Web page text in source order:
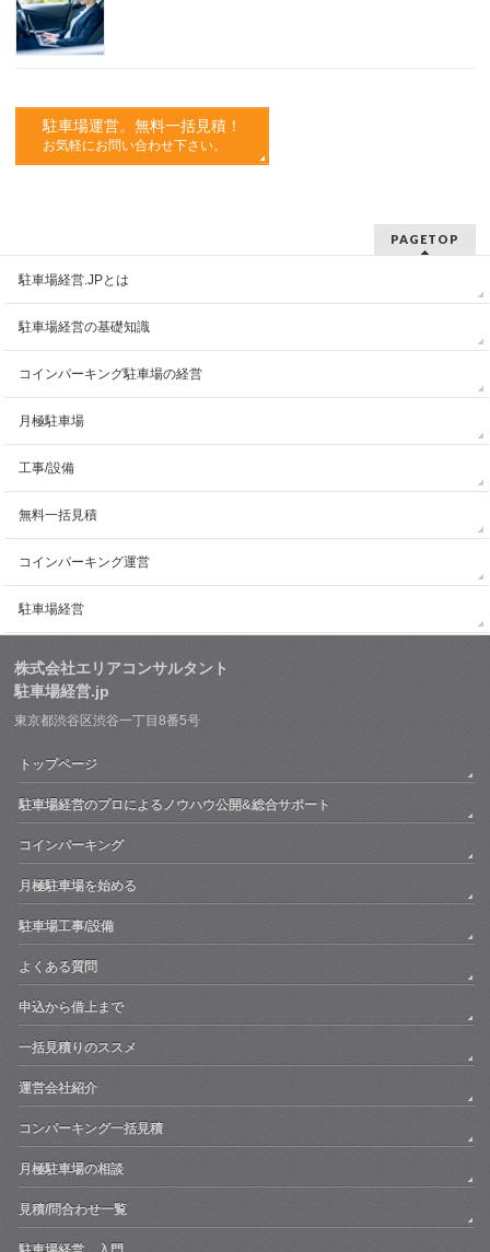
駐車場運営。無料一括見積！
お気軽にお問い合わせ下さい。
PAGETOP
駐車場経営.JPとは
駐車場経営の基礎知識
コインパーキング駐車場の経営
月極駐車場
工事/設備
無料一括見積
コインパーキング運営
駐車場経営
株式会社エリアコンサルタント
駐車場経営.jp
東京都渋谷区渋谷一丁目8番5号
トップページ
駐車場経営のプロによるノウハウ公開&総合サポート
コインパーキング
月極駐車場を始める
駐車場工事/設備
よくある質問
申込から借上まで
一括見積りのススメ
運営会社紹介
コンパーキング一括見積
月極駐車場の相談
見積/問合わせ一覧